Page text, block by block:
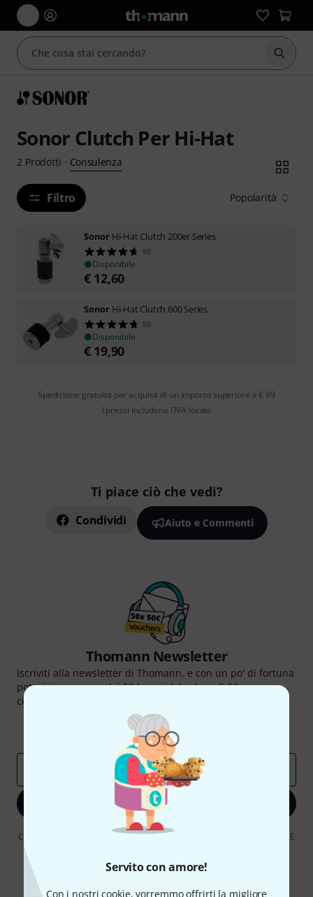
Servito con amore!
Con i nostri cookie, vorremmo offrirti la migliore
Sonor Clutch Per Hi-Hat
2 Prodotti · Consulenza
Filtro Popolarità
Sonor Hi-Hat Clutch 200er Series
95
Disponibile
€ 12,60
Sonor Hi-Hat Clutch 600 Series
59
Disponibile
€ 19,90
Spedizione gratuita per acquisti di un importo superiore a € 99
I prezzi includono l'IVA locale
Ti piace ciò che vedi?
Condividi Aiuto e Commenti
Thomann Newsletter
Iscriviti alla newsletter di Thomann, e con un po' di fortuna
potrai vincere uno dei 50 buoni del valore di 50 euro
ciascuno!
Contributi d'ispirazione
Approfondimenti Thomann
Iscriviti ora
Cliccando su "Iscriviti ora", lei accetta di ricevere pubblicità via e-mail. È
ulteriori informazioni sulla newsletter nelle nostre linee guida per la
protezione dei datidata protection guideline
* Richiesto